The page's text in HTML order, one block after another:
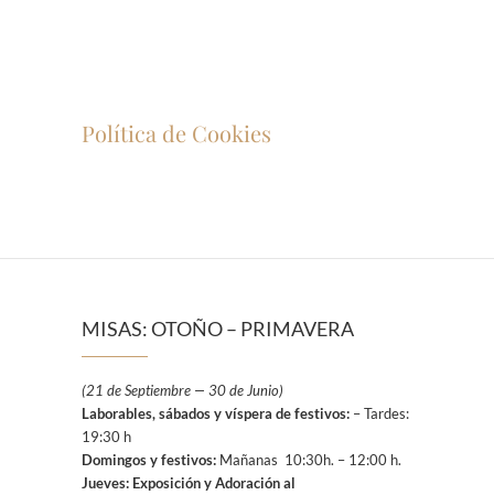
Política de Cookies
MISAS: OTOÑO – PRIMAVERA
(21 de Septiembre — 30 de Junio)
Laborables, sábados y víspera de festivos: – Tardes:
19:30 h
Domingos y festivos: Mañanas 10:30h. – 12:00 h.
Jueves: Exposición y Adoración al